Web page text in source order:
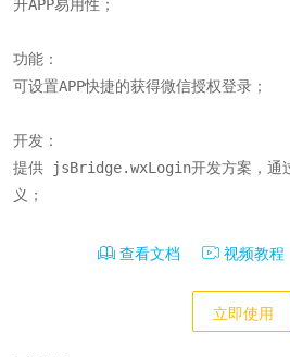
升APP易用性；
功能：
可设置APP快捷的获得微信授权登录；
开发：
提供 jsBridge.wxLogin开发方案，通
义；
查看文档 视频教程
立即使用